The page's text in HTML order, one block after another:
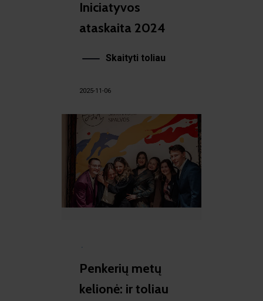
Iniciatyvos
ataskaita 2024
Skaityti toliau
2025-11-06
·
Penkerių metų
kelionė: ir toliau